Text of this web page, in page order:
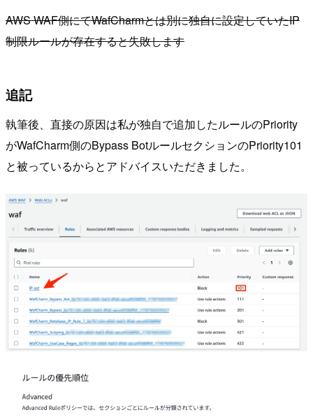
AWS WAF側にてWafCharmとは別に独自に設定していたIP
制限ルールが存在すると失敗します
追記
執筆後、直接の原因は私が独自で追加したルールのPriority
がWafCharm側のBypass BotルールセクションのPriority101
と被っているからとアドバイスいただきました。